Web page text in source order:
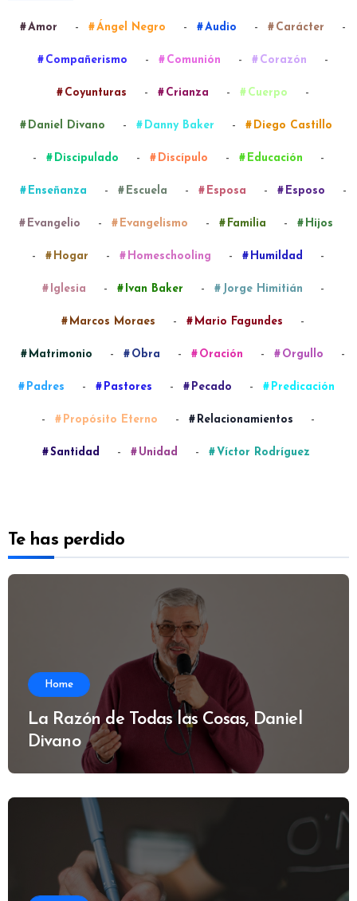
Amor - Ángel Negro - Audio - Carácter -
Compañerismo - Comunión - Corazón -
Coyunturas - Crianza - Cuerpo -
Daniel Divano - Danny Baker - Diego Castillo
- Discipulado - Discípulo - Educación -
Enseñanza - Escuela - Esposa - Esposo -
Evangelio - Evangelismo - Familia - Hijos
- Hogar - Homeschooling - Humildad -
Iglesia - Ivan Baker - Jorge Himitián -
Marcos Moraes - Mario Fagundes -
Matrimonio - Obra - Oración - Orgullo -
Padres - Pastores - Pecado - Predicación
- Propósito Eterno - Relacionamientos -
Santidad - Unidad - Víctor Rodríguez
Te has perdido
Home
La Razón de Todas las Cosas, Daniel
Divano